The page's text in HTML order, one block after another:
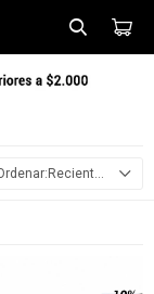
Recientes